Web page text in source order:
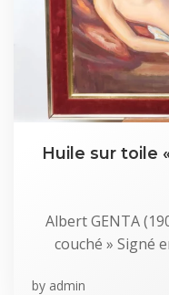
Huile sur toile
Albert GENTA
couché » Signé
by admin